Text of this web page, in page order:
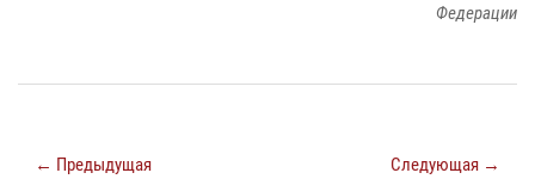
Федерации
← Предыдущая Следующая →